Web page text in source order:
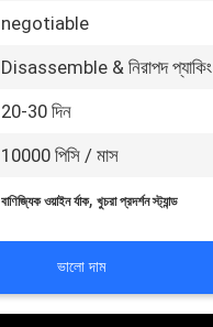
negotiable
Disassemble & নিরাপদ প্যাকিং
20-30 দিন
10000 পিসি / মাস
বাণিজ্যিক ওয়াইন র্যাক,খুচরা প্রদর্শন স্ট্যান্ড
ভালো দাম